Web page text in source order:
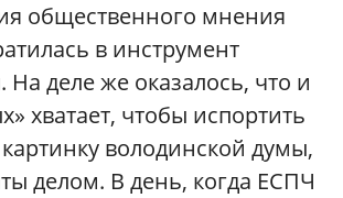
общественного мнения
в инструмент
На деле же оказалось, что и
хватает, чтобы испортить
володинской думы,
делом. В день, когда ЕСПЧ